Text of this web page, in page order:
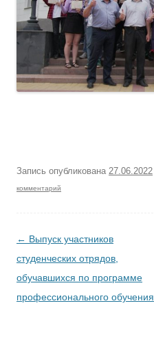
Запись опубликована 27.06.2022
комментарий
Навигация по записям
← Выпуск участников
студенческих отрядов,
обучавшихся по программе
профессионального обучения